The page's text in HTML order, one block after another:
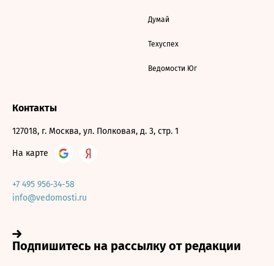
Думай
Техуспех
Ведомости Юг
Контакты
127018, г. Москва, ул. Полковая, д. 3, стр. 1
На карте
+7 495 956-34-58
info@vedomosti.ru